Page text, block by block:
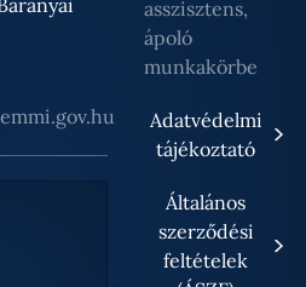
asszisztens,
ápoló
munkakörbe
Adatvédelmi
tájékoztató
Általános
szerződési
feltételek